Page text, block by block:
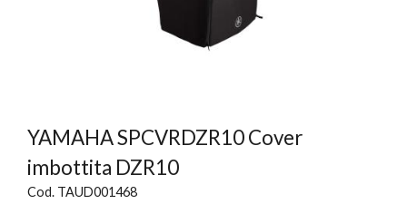
YAMAHA SPCVRDZR10 Cover
imbottita DZR10
Cod. TAUD001468